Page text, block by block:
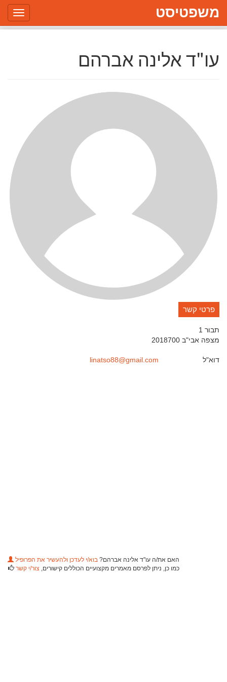
משפטיסט
עו"ד אלינה אברהם
פרטי קשר
תבור 1
מצפה אבי"ב 2018700
דוא"ל linatso88@gmail.com
האם את/ה עו"ד אלינה אברהם? בוא/י לעדכן ולהעשיר את הפרופיל
כמו כן, ניתן לפרסם מאמרים מקצועיים הכוללים קישורים, צור/י קשר